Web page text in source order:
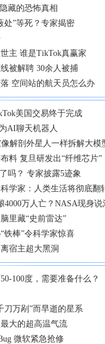
藏的恐怖真相
处”等死？专家揭密
主 谁是TikTok真赢家
被解聘 30余人被捕
空间站的航天员怎么办
美国交易终于完成
AI聊天机器人
解剖外星人一样拆解大模
料 复旦研发出“纤维芯片”
吗？ 专家披露5迹象
学家：人类生活将彻底翻
4000万人亡？NASA现身说
里藏“史前雷达”
铁棒”令科学家惊喜
宿主超大黑洞
100度，需要准备什么？
刀万剐”而早逝的星系
大的超高温气流
微软紧急抢修